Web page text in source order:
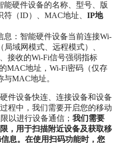
能硬件设备的名称、型号、版
（ID）、MAC地址、 IP地
息：智能硬件设备当前连接Wi-
域网模式、远程模式）、
、接收的Wi-Fi信号强弱指标
MAC地址，Wi-Fi密码（仅存
MAC地址。
件设备快连、连接设备和设备
程中，我们需要开启您的移动
以进行设备通信； 我们需要
，用于扫描附近设备及获取移
息。在使用扫码功能时，您